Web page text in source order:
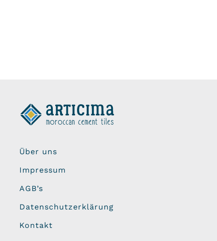
Über uns
Impressum
AGB’s
Datenschutzerklärung
Kontakt